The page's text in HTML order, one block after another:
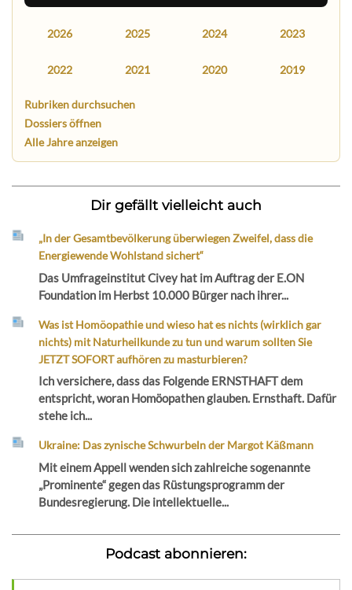
2026 2025 2024 2023
2022 2021 2020 2019
Rubriken durchsuchen
Dossiers öffnen
Alle Jahre anzeigen
Dir gefällt vielleicht auch
„In der Gesamtbevölkerung überwiegen Zweifel, dass die
Energiewende Wohlstand sichert“
Das Umfrageinstitut Civey hat im Auftrag der E.ON
Foundation im Herbst 10.000 Bürger nach ihrer...
Was ist Homöopathie und wieso hat es nichts (wirklich gar
nichts) mit Naturheilkunde zu tun und warum sollten Sie
JETZT SOFORT aufhören zu masturbieren?
Ich versichere, dass das Folgende ERNSTHAFT dem
entspricht, woran Homöopathen glauben. Ernsthaft. Dafür
stehe ich...
Ukraine: Das zynische Schwurbeln der Margot Käßmann
Mit einem Appell wenden sich zahlreiche sogenannte
„Prominente“ gegen das Rüstungsprogramm der
Bundesregierung. Die intellektuelle...
Podcast abonnieren: